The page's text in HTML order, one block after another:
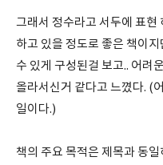
그래서 정수라고 서두에 표현
하고 있을 정도로 좋은 책이
수 있게 구성된걸 보고.. 어려
올라서신거 같다고 느꼈다. (
일이다.)
책의 주요 목적은 제목과 동일